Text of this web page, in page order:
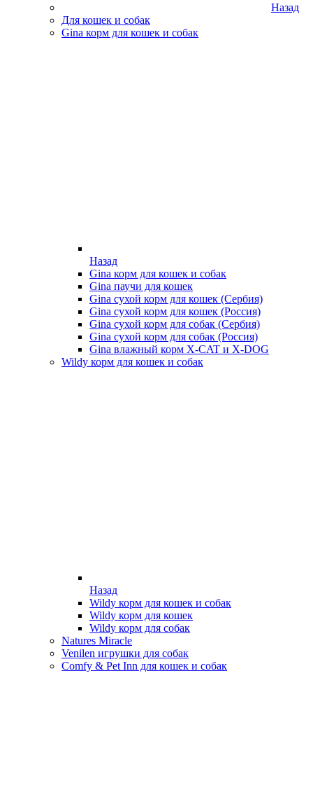
Назад
Для кошек и собак
Gina корм для кошек и собак
Назад
Gina корм для кошек и собак
Gina паучи для кошек
Gina сухой корм для кошек (Сербия)
Gina сухой корм для кошек (Россия)
Gina сухой корм для собак (Сербия)
Gina сухой корм для собак (Россия)
Gina влажный корм X-CAT и X-DOG
Wildy корм для кошек и собак
Назад
Wildy корм для кошек и собак
Wildy корм для кошек
Wildy корм для собак
Natures Miracle
Venilen игрушки для собак
Comfy & Pet Inn для кошек и собак